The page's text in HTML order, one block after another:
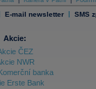
E-mail newsletter | SMS
Akcie:
ČEZ
NWR
banka
Erste Bank